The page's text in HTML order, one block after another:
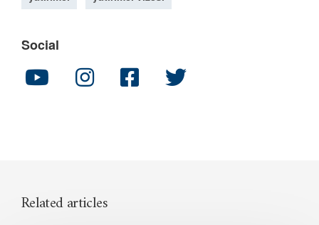
Social
Related articles